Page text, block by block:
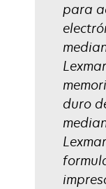
para
duro